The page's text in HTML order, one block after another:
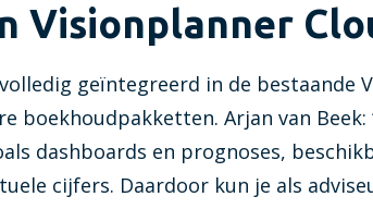
Visionplanner
geïntegreerd in de bestaande
boekhoudpakketten. Arjan van Beek:
dashboards en prognoses,
cijfers. Daardoor kun je als